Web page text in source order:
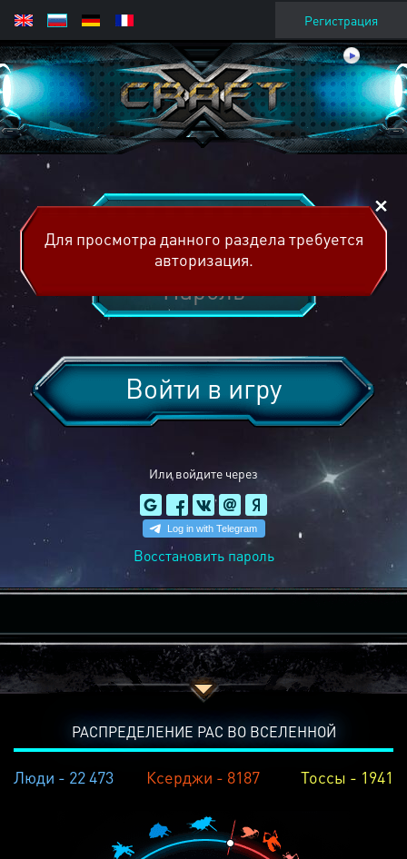
Регистрация
Или войдите через
Войти в игру
Восстановить пароль
Для просмотра данного раздела требуется
авторизация.
РАСПРЕДЕЛЕНИЕ РАС ВО ВСЕЛЕННОЙ
Люди - 22 473 Ксерджи - 8187 Тоссы - 1941